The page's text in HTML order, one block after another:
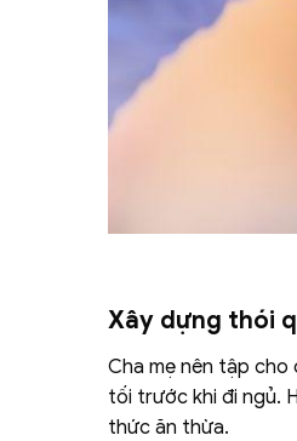
Xây dựng thói
Cha mẹ nên tập cho
tối trước khi đi ngủ.
thức ăn thừa.